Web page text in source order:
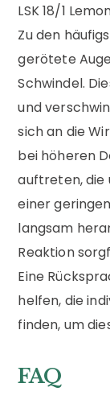
LSK 18/1
Zu den
gerötete
Schwindel.
und
sich an die
bei höheren
auftreten, die
einer
langsam
Reaktion
Eine
helfen, die
finden, um
FAQ